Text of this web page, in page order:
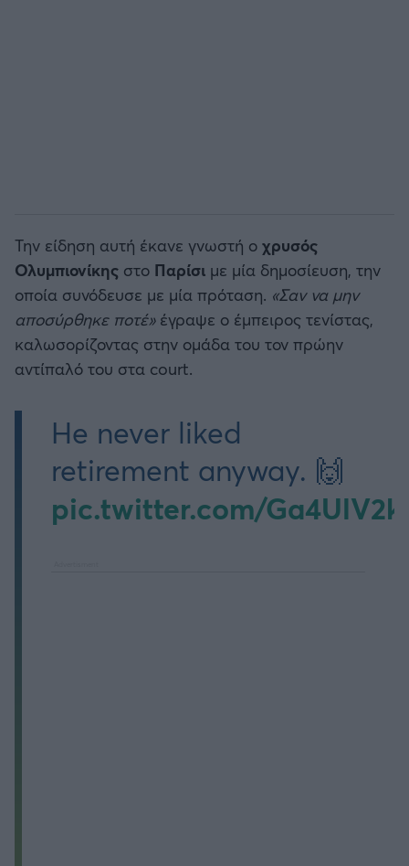
Παρί Σεν Ζερμέν
Την είδηση αυτή έκανε γνωστή ο χρυσός
Ολυμπιονίκης στο Παρίσι με μία δημοσίευση, την
οποία συνόδευσε με μία πρόταση. «Σαν να μην
αποσύρθηκε ποτέ»έγραψε ο έμπειρος τενίστας,
καλωσορίζοντας στην ομάδα του τον πρώην
αντίπαλό του στα court.
He never liked
retirement anyway. 🙌
pic.twitter.com/